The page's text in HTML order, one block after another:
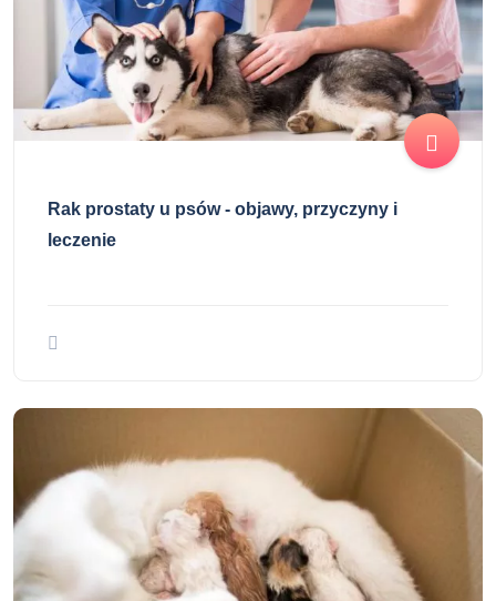
Rak prostaty u psów - objawy, przyczyny i
leczenie